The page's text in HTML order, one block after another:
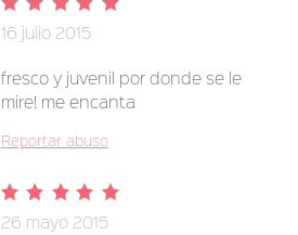
16 julio 2015
fresco y juvenil por donde se le
mire! me encanta
Reportar abuso
26 mayo 2015